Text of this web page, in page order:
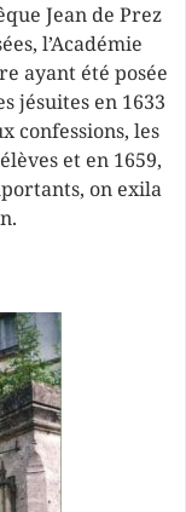
Jean de Prez
l’Académie
ayant été posée
jésuites en 1633
confessions, les
et en 1659,
on exila